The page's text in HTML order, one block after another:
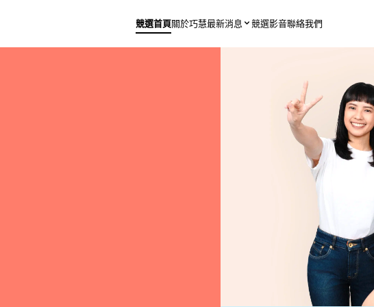
競選首頁關於巧慧最新消息 競選影音聯絡我們